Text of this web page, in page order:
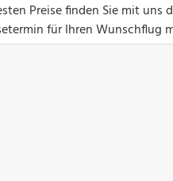
Preise finden Sie mit
für Ihren Wunschflug